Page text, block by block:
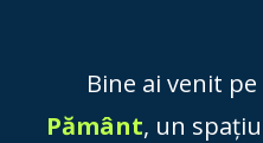
Bine ai venit pe
Pământ, un